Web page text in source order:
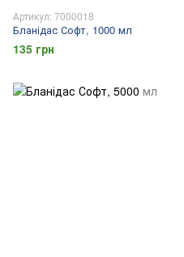
Артикул: 7000018
Бланідас Софт, 1000 мл
135 грн